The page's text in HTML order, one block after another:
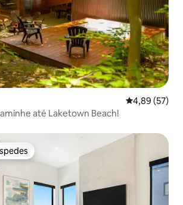
4,89 de uma
4,89 (57)
até Laketown Beach!